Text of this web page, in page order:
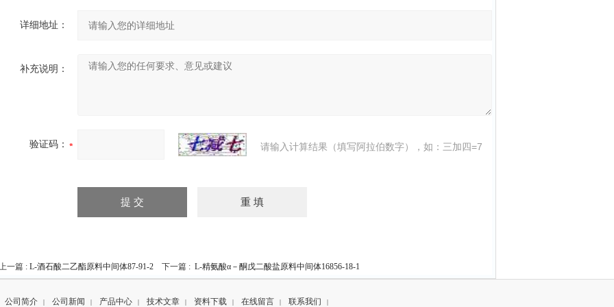
详细地址：
补充说明：
验证码： 请输入计算结果（填写阿拉伯数字），如：三加四=7
一篇 : L-酒石酸二乙酯原料中间体87-91-2 下一篇 : L-精氨酸α－酮戊二酸盐原料中间体16856-18-1
公司简介 | 公司新闻 | 产品中心 | 技术文章 | 资料下载 | 在线留言 | 联系我们 |